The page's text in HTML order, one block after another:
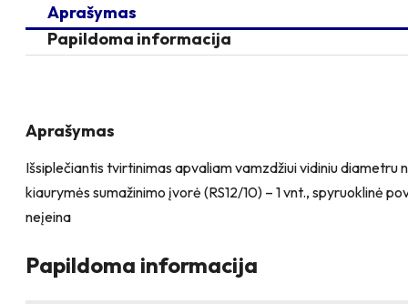
tvirtinimas
apvaliam
vamzdžiui
Aprašymas
Papildoma informacija
Aprašymas
Išsiplečiantis tvirtinimas apvaliam vamzdžiui vidiniu diametru
kiaurymės sumažinimo įvorė (RS12/10) – 1 vnt., spyruoklinė
neįeina
Papildoma informacija